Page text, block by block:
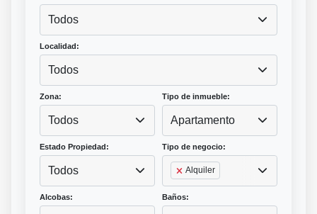
Todos
Localidad:
Todos
Zona:
Todos
Tipo de inmueble:
Apartamento
Estado Propiedad:
Todos
Tipo de negocio:
Alquiler
Alcobas: Baños: